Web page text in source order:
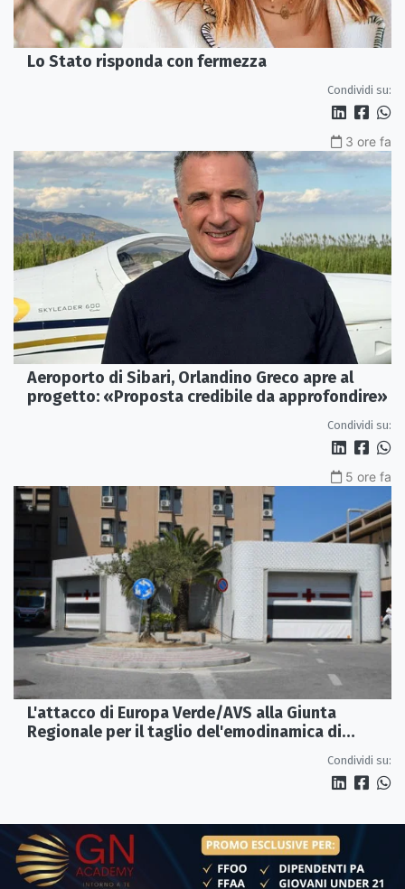
Lo Stato risponda con fermezza
Condividi su:
3 ore fa
Aeroporto di Sibari, Orlandino Greco apre al
progetto: «Proposta credibile da approfondire»
Condividi su:
5 ore fa
L'attacco di Europa Verde/AVS alla Giunta
Regionale per il taglio del'emodinamica di
Condividi su: